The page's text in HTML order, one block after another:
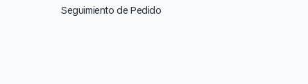
Seguimiento de Pedido